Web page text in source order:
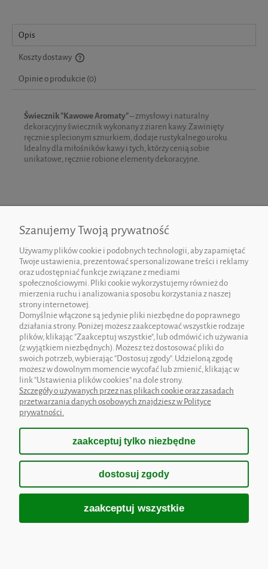
Opis
Koszty dostawy
Cena nie zawiera ewentualnych kosztów płatności
Opinie o produkcie (0)
Świecznik "Kawowe Aromaty"– zmysłowy i naturalny
dekoracyjny świecznik wykonany z ziaren kawy. Zawinięty
ręcznie splecionym sznurkiem, dodaje rustykalnego uroku.
Idealny dla miłośników kawy i tych, którzy cenią sobie
unikatowe, ręcznie robione elementy dekoracyjne.
O NAS
OBSŁUGA KLIENTA
INFORMACJE
MOJE KONTO
pokaż pełną wersję strony
Sklep internetowy Shoper.pl
Szanujemy Twoją prywatność
Używamy plików cookie i podobnych technologii, aby zapamiętać
Twoje ustawienia, prezentować spersonalizowane treści i reklamy
oraz udostępniać funkcje związane z mediami
społecznościowymi. Pliki cookie wykorzystujemy również do
mierzenia ruchu i analizowania sposobu korzystania z naszej
strony internetowej.
Domyślnie włączone są jedynie pliki niezbędne do poprawnego
działania strony. Poniżej możesz zaakceptować wszystkie rodzaje
plików, klikając "Zaakceptuj wszystkie", lub odmówić ich używania
(z wyjątkiem niezbędnych). Możesz też dostosować pliki do
swoich potrzeb, wybierając "Dostosuj zgody". Udzieloną zgodę
możesz w dowolnym momencie wycofać lub zmienić, klikając w
link "Ustawienia plików cookies" na dole strony.
Szczegóły o używanych przez nas plikach cookie oraz zasadach
przetwarzania danych osobowych znajdziesz w Polityce
prywatności.
zaakceptuj tylko niezbędne
dostosuj zgody
zaakceptuj wszystkie